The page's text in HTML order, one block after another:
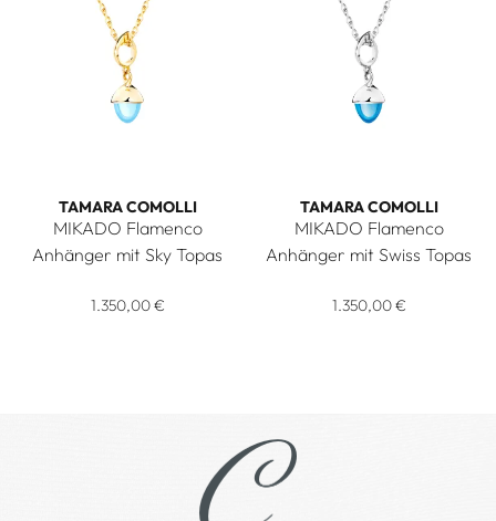
TAMARA COMOLLI
MIKADO Flamenco
Anhänger mit Sky Topas
1.350,00 €
TAMARA COMOLLI
MIKADO Flamenco
Anhänger mit Swiss Topas
1.350,00 €